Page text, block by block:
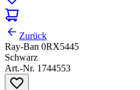
Zurück
Ray-Ban 0RX5445
Schwarz
Art.-Nr. 1744553